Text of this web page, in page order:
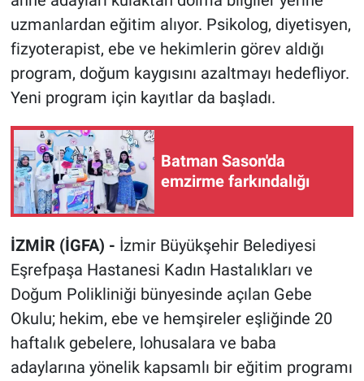
uzmanlardan eğitim alıyor. Psikolog, diyetisyen,
fizyoterapist, ebe ve hekimlerin görev aldığı
program, doğum kaygısını azaltmayı hedefliyor.
Yeni program için kayıtlar da başladı.
Batman Sason'da
emzirme farkındalığı
İZMİR (İGFA) - İzmir Büyükşehir Belediyesi
Eşrefpaşa Hastanesi Kadın Hastalıkları ve
Doğum Polikliniği bünyesinde açılan Gebe
Okulu; hekim, ebe ve hemşireler eşliğinde 20
haftalık gebelere, lohusalara ve baba
adaylarına yönelik kapsamlı bir eğitim programı